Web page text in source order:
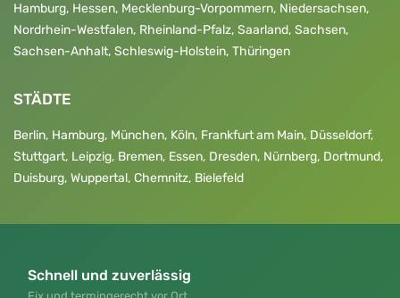
Hamburg, Hessen, Mecklenburg-Vorpommern, Niedersachsen,
Nordrhein-Westfalen, Rheinland-Pfalz, Saarland, Sachsen,
Sachsen-Anhalt, Schleswig-Holstein, Thüringen
STÄDTE
Berlin, Hamburg, München, Köln, Frankfurt am Main, Düsseldorf,
Stuttgart, Leipzig, Bremen, Essen, Dresden, Nürnberg, Dortmund,
Duisburg, Wuppertal, Chemnitz, Bielefeld
Schnell und zuverlässig